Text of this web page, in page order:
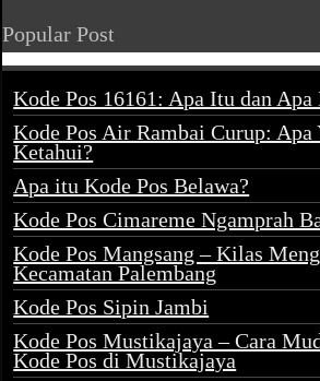
Popular Post
Kode Pos 16161: Apa Itu dan Apa
Kode Pos Air Rambai Curup: Apa
Ketahui?
Apa itu Kode Pos Belawa?
Kode Pos Cimareme Ngamprah
Kode Pos Mangsang – Kilas
Kecamatan Palembang
Kode Pos Sipin Jambi
Kode Pos Mustikajaya – Cara
Kode Pos di Mustikajaya